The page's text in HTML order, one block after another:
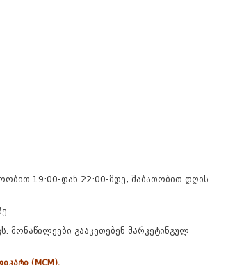
19:00-დან 22:00-მდე, შაბათობით დღის
მონაწილეები გააკეთებენ მარკეტინგულ
(MCM).